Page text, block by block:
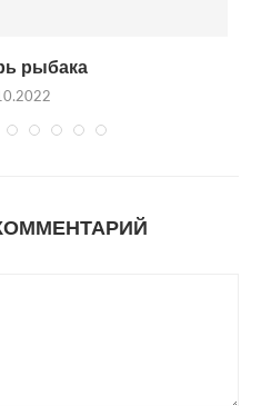
рыбака